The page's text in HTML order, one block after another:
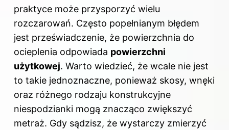
praktyce może przysporzyć wielu
rozczarowań. Często popełnianym błędem
jest przeświadczenie, że powierzchnia do
ocieplenia odpowiada powierzchni
użytkowej. Warto wiedzieć, że wcale nie jest
to takie jednoznaczne, ponieważ skosy, wnęki
oraz różnego rodzaju konstrukcyjne
niespodzianki mogą znacząco zwiększyć
metraż. Gdy sądzisz, że wystarczy zmierzyć